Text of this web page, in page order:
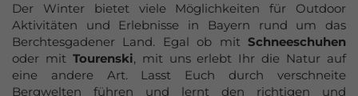
Der Winter bietet viele Möglichkeiten für Outdoor
Aktivitäten und Erlebnisse in Bayern rund um das
Berchtesgadener Land. Egal ob mit Schneeschuhen
oder mit Tourenski, mit uns erlebt Ihr die Natur auf
eine andere Art. Lasst Euch durch verschneite
Bergwelten führen und lernt den richtigen und